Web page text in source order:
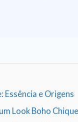
Essência e Origens
Look Boho